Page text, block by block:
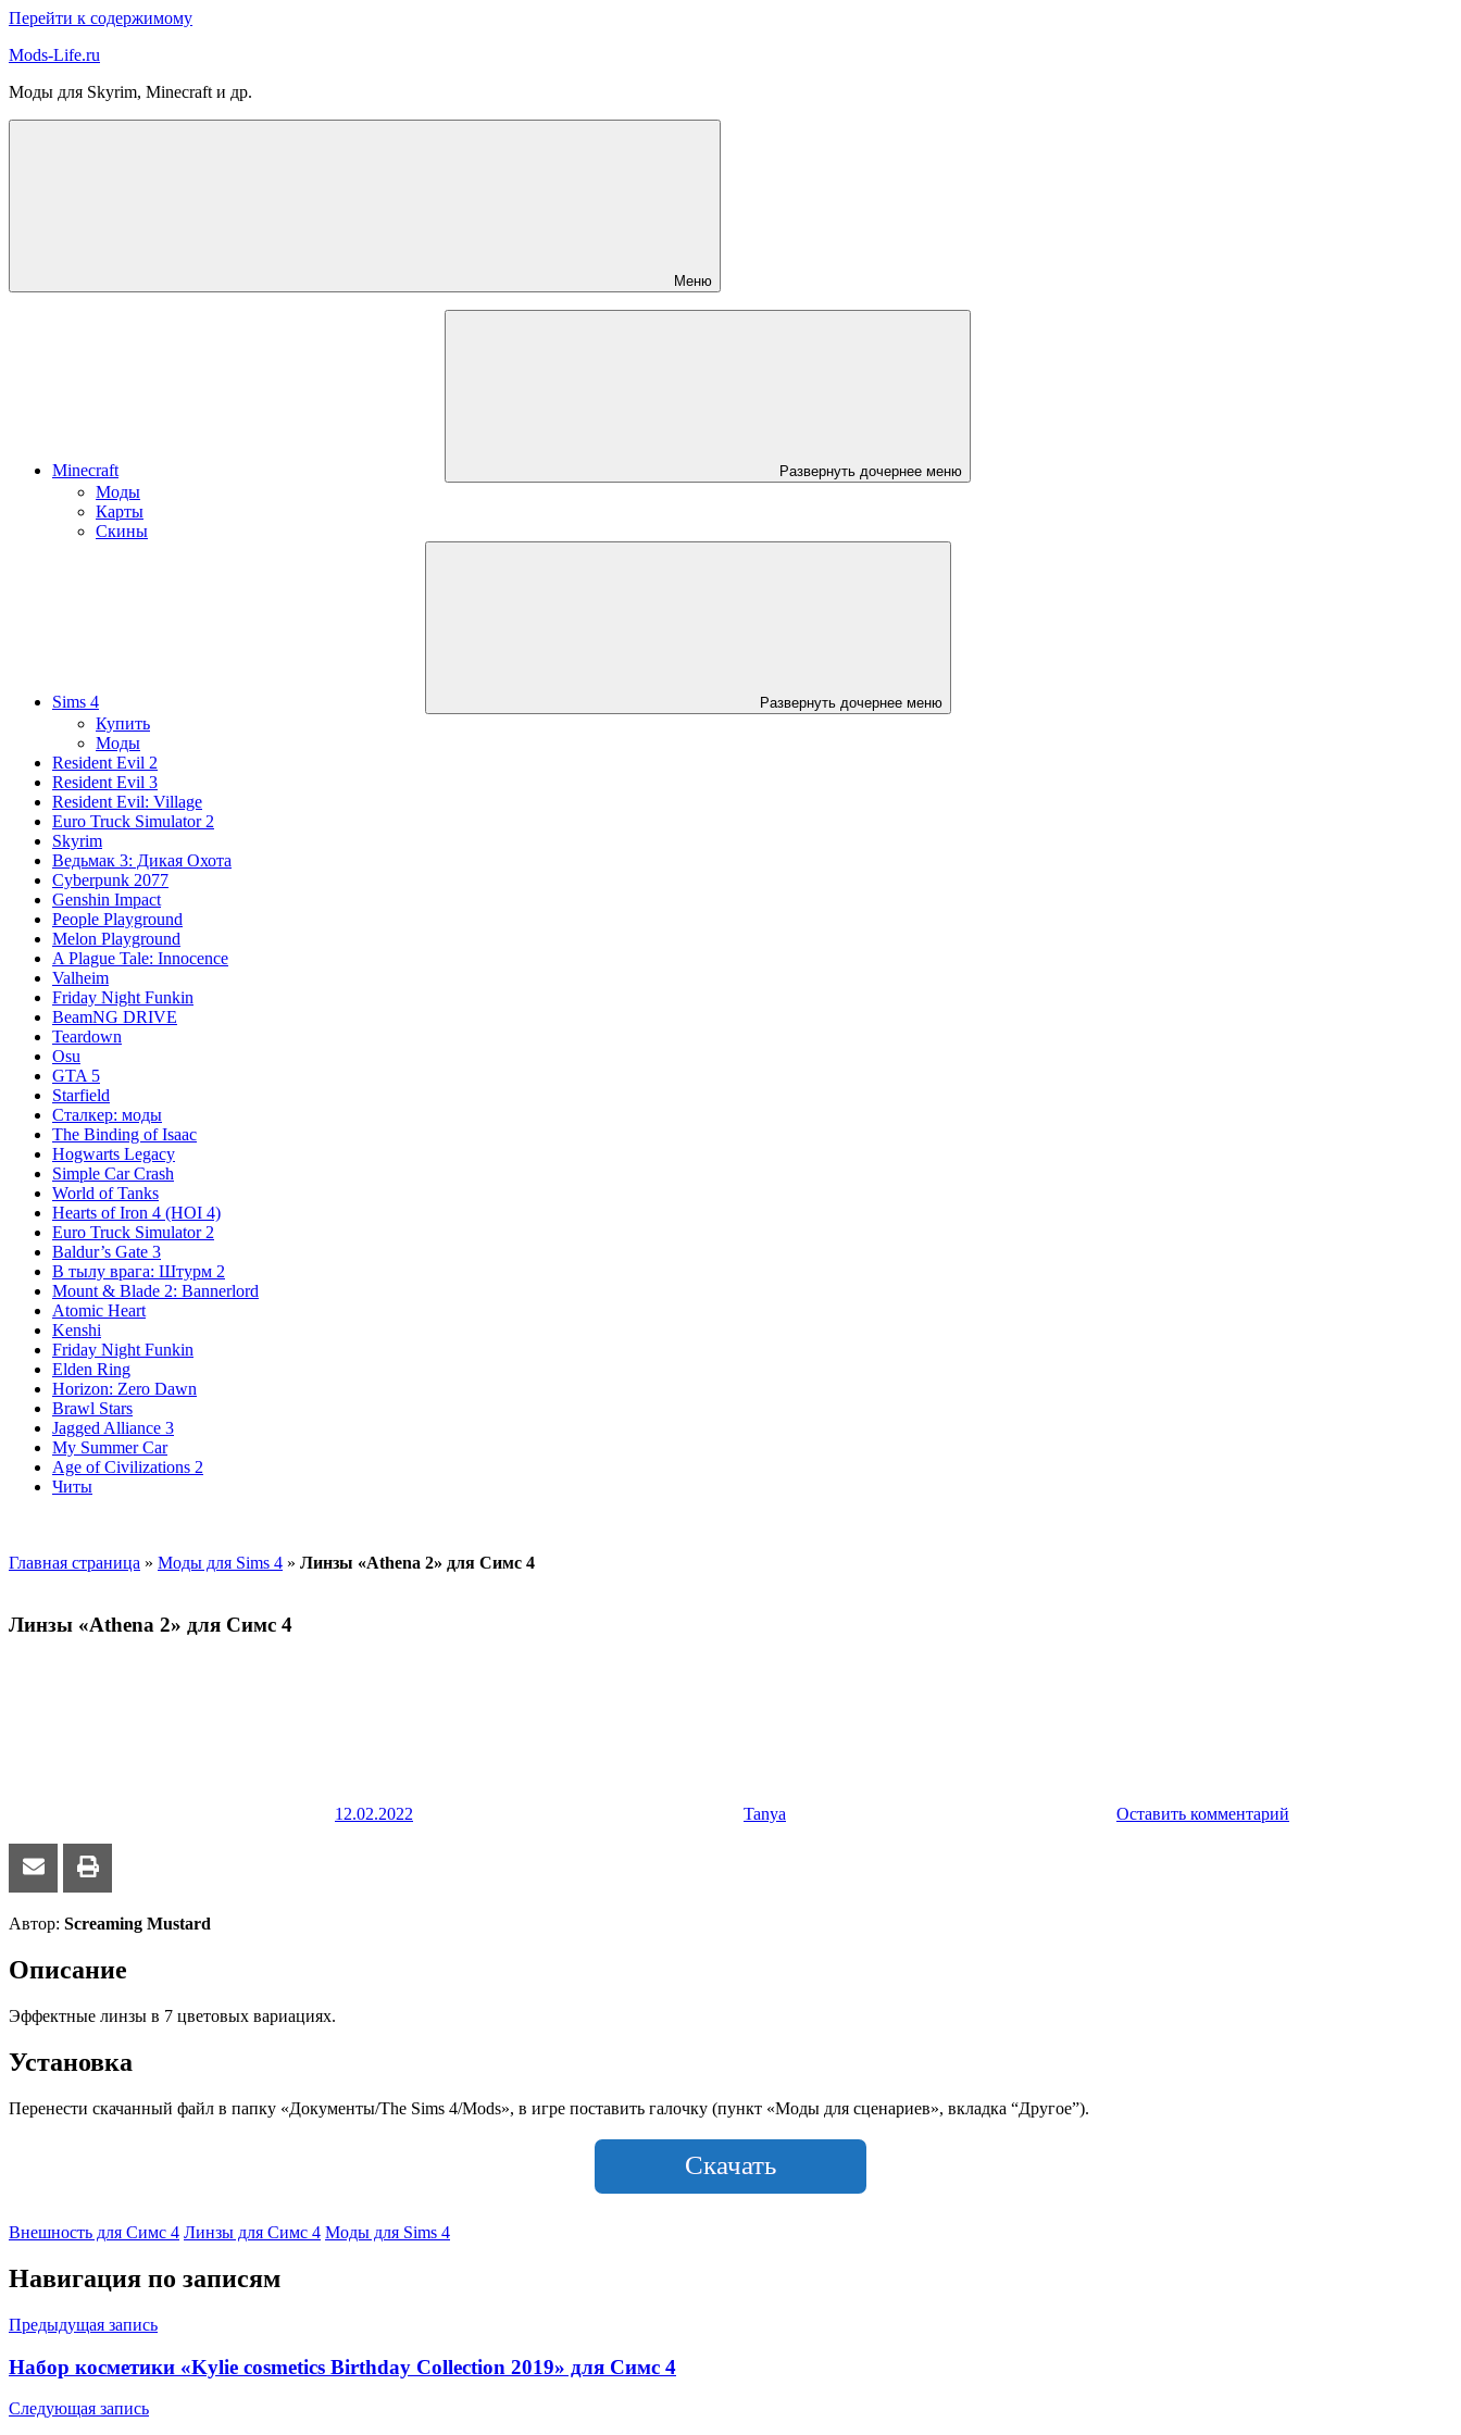
Перейти к содержимому
Mods-Life.ru
Моды для Skyrim, Minecraft и др.
Меню
Minecraft Развернуть дочернее меню
Моды
Карты
Скины
Sims 4 Развернуть дочернее меню
Купить
Моды
Resident Evil 2
Resident Evil 3
Resident Evil: Village
Euro Truck Simulator 2
Skyrim
Ведьмак 3: Дикая Охота
Cyberpunk 2077
Genshin Impact
People Playground
Melon Playground
A Plague Tale: Innocence
Valheim
Friday Night Funkin
BeamNG DRIVE
Teardown
Osu
GTA 5
Starfield
Сталкер: моды
The Binding of Isaac
Hogwarts Legacy
Simple Car Crash
World of Tanks
Hearts of Iron 4 (HOI 4)
Euro Truck Simulator 2
Baldur’s Gate 3
В тылу врага: Штурм 2
Mount & Blade 2: Bannerlord
Atomic Heart
Kenshi
Friday Night Funkin
Elden Ring
Horizon: Zero Dawn
Brawl Stars
Jagged Alliance 3
My Summer Car
Age of Civilizations 2
Читы
Главная страница » Моды для Sims 4 » Линзы «Athena 2» для Симс 4
Линзы «Athena 2» для Симс 4
12.02.2022 Tanya Оставить комментарий
Автор: Screaming Mustard
Описание
Эффектные линзы в 7 цветовых вариациях.
Установка
Перенести скачанный файл в папку «Документы/The Sims 4/Mods», в игре поставить галочку (пункт «Моды для сценариев», вкладка “Другое”).
Скачать
Внешность для Симс 4 Линзы для Симс 4 Моды для Sims 4
Навигация по записям
Предыдущая запись
Набор косметики «Kylie cosmetics Birthday Collection 2019» для Симс 4
Следующая запись